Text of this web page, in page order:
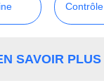
SAVOIR PLUS